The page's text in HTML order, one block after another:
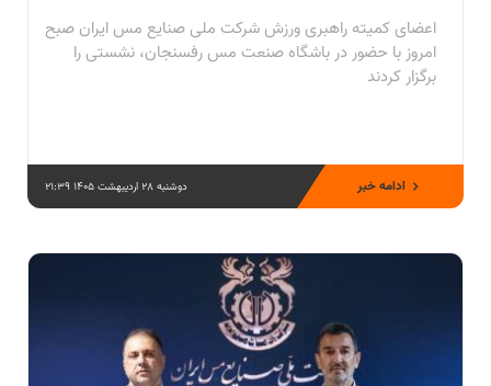
اعضای کمیته راهبری ورزش شرکت ملی صنایع مس ایران صبح
امروز با حضور در باشگاه صنعت مس رفسنجان، نشستی را
برگزار کردند
دوشنبه 28 اردیبهشت 1405 21:39 ادامه خبر